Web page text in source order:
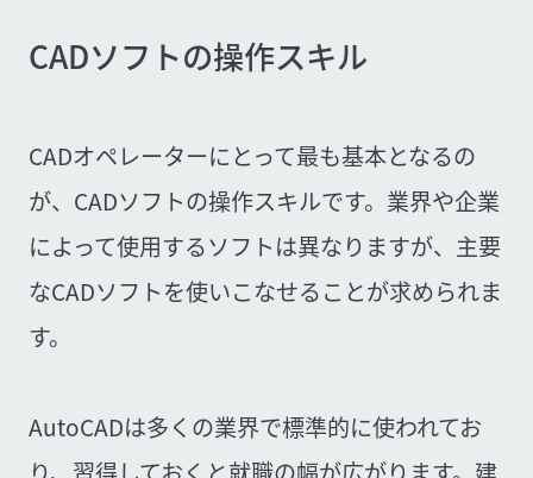
CADソフトの操作スキル
CADオペレーターにとって最も基本となるの
が、CADソフトの操作スキルです。業界や企業
によって使用するソフトは異なりますが、主要
なCADソフトを使いこなせることが求められま
す。
AutoCADは多くの業界で標準的に使われてお